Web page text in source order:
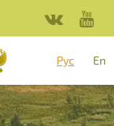
Рус
En